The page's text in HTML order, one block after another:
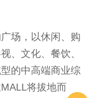
场，以休闲、购
、文化、餐饮、
的中高端商业综
将拔地而